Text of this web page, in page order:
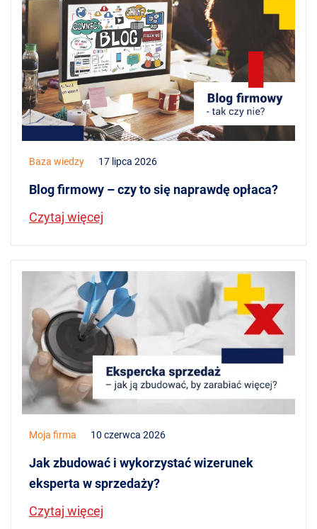
Baza wiedzy 17 lipca 2026
Blog firmowy – czy to się naprawdę opłaca?
Czytaj więcej
Moja firma 10 czerwca 2026
Jak zbudować i wykorzystać wizerunek
eksperta w sprzedaży?
Czytaj więcej